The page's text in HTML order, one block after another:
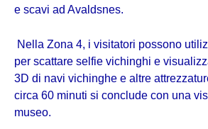
e scavi ad Avaldsnes.
Nella Zona 4, i visitatori possono
per scattare selfie vichinghi e
3D di navi vichinghe e altre
circa 60 minuti si conclude con una
museo.